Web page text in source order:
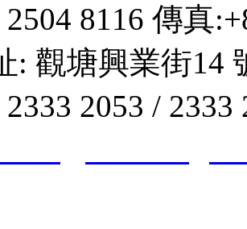
8116 傳真
: 觀塘興業街14
2053 /